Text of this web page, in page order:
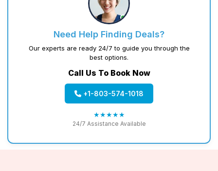
Need Help Finding Deals?
Our experts are ready 24/7 to guide you through the
best options.
Call Us To Book Now
+1-803-574-1018
★★★★★
24/7 Assistance Available